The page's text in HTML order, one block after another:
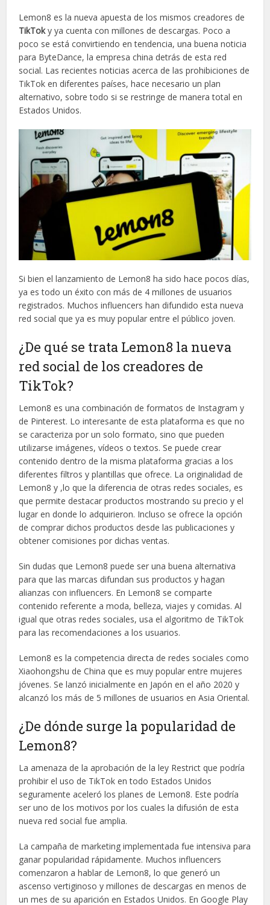
Lemon8 es la nueva apuesta de los mismos creadores de
TikToky ya cuenta con millones de descargas. Poco a
poco se está convirtiendo en tendencia, una buena noticia
para ByteDance, la empresa china detrás de esta red
social. Las recientes noticias acerca de las prohibiciones de
TikTok en diferentes países, hace necesario un plan
alternativo, sobre todo si se restringe de manera total en
Estados Unidos.
Si bien el lanzamiento de Lemon8 ha sido hace pocos días,
ya es todo un éxito con más de 4 millones de usuarios
registrados. Muchos influencers han difundido esta nueva
red social que ya es muy popular entre el público joven.
¿De qué se trata Lemon8 la nueva
red social de los creadores de
TikTok?
Lemon8 es una combinación de formatos de Instagram y
de Pinterest. Lo interesante de esta plataforma es que no
se caracteriza por un solo formato, sino que pueden
utilizarse imágenes, vídeos o textos. Se puede crear
contenido dentro de la misma plataforma gracias a los
diferentes filtros y plantillas que ofrece. La originalidad de
Lemon8 y ,lo que la diferencia de otras redes sociales, es
que permite destacar productos mostrando su precio y el
lugar en donde lo adquirieron. Incluso se ofrece la opción
de comprar dichos productos desde las publicaciones y
obtener comisiones por dichas ventas.
Sin dudas que Lemon8 puede ser una buena alternativa
para que las marcas difundan sus productos y hagan
alianzas con influencers. En Lemon8 se comparte
contenido referente a moda, belleza, viajes y comidas. Al
igual que otras redes sociales, usa el algoritmo de TikTok
para las recomendaciones a los usuarios.
Lemon8 es la competencia directa de redes sociales como
Xiaohongshu de China que es muy popular entre mujeres
jóvenes. Se lanzó inicialmente en Japón en el año 2020 y
alcanzó los más de 5 millones de usuarios en Asia Oriental.
¿De dónde surge la popularidad de
Lemon8?
La amenaza de la aprobación de la ley Restrict que podría
prohibir el uso de TikTok en todo Estados Unidos
seguramente aceleró los planes de Lemon8. Este podría
ser uno de los motivos por los cuales la difusión de esta
nueva red social fue amplia.
La campaña de marketing implementada fue intensiva para
ganar popularidad rápidamente. Muchos influencers
comenzaron a hablar de Lemon8, lo que generó un
ascenso vertiginoso y millones de descargas en menos de
un mes de su aparición en Estados Unidos. En Google Play